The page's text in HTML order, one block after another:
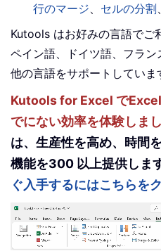
行のマージ
セルの分割
Kutools はお好みの言語でご
ペイン語、ドイツ語、フラ
他の言語をサポートしていま
Kutools for Excel で
でにない効率を体験しまし
は、生産性を高め、時間
機能を300 以上提供します
ぐ入手するにはこちらを